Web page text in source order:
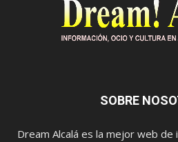
SOBRE
Dream Alcalá es la mejor web de